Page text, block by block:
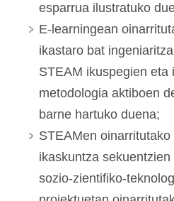
esparrua ilustratuko
E-learningean
ikastaro bat
STEAM ikuspegien eta
metodologia aktiboen
barne hartuko duena;
STEAMen
ikaskuntza
sozio-zientifiko-